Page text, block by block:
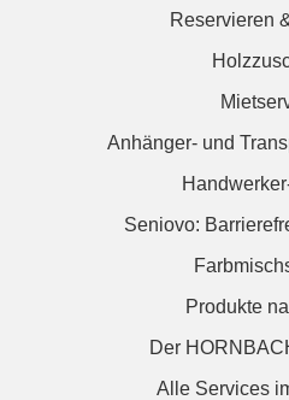
Reservieren
Anhänger- und
Seniovo:
Produkte
Der
Alle Services